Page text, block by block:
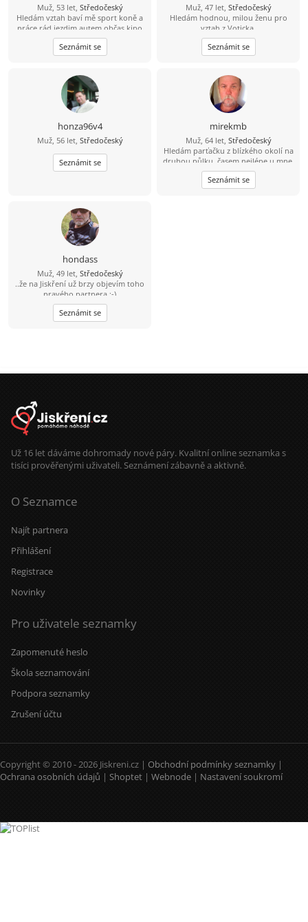
Muž, 53 let, Středočeský
Hledám vztah baví mě sport koně a
práce rád jezdim autem občas kino
Seznámit se
Muž, 47 let, Středočeský
Hledám hodnou, milou ženu pro
vztah z Voticka.
Seznámit se
honza96v4
Muž, 56 let, Středočeský
Seznámit se
mirekmb
Muž, 64 let, Středočeský
Hledám parťačku z blízkého okolí na
druhou půlku, časem nejlépe u mne,
nekuřačka, drobná postava
výhodou...
Seznámit se
hondass
Muž, 49 let, Středočeský
..že na Jiskření už brzy objevím toho
pravého partnera :-)
Seznámit se
Už 16 let dáváme dohromady nové páry. Kvalitní online seznamka s
tisíci prověřenými uživateli. Seznámení zábavně a aktivně.
O Seznamce
Najít partnera
Přihlášení
Registrace
Novinky
Pro uživatele seznamky
Zapomenuté heslo
Škola seznamování
Podpora seznamky
Zrušení účtu
Copyright © 2010 - 2026 Jiskreni.cz | Obchodní podmínky seznamky |
Ochrana osobních údajů | Shoptet | Webnode | Nastavení soukromí